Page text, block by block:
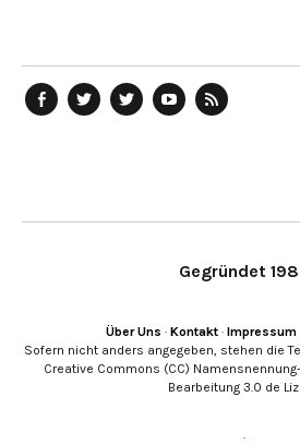
Gegründet
Über Uns · Kontakt · Impressum
Sofern nicht anders angegeben, stehen die
Creative Commons (CC)
Bearbeitung 3.0 de